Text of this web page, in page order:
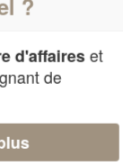
d'affaireset
de